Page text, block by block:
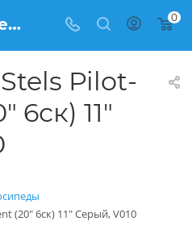
Велосипед Stels Pilot-260 Gent (20" 6ск) 11" Серый, V010 купить: цена 14 350 рублей в Балашихе | Интернет магазин Вело150 0
Pilot-
6ск) 11"
(20" 6ск) 11" Серый, V010